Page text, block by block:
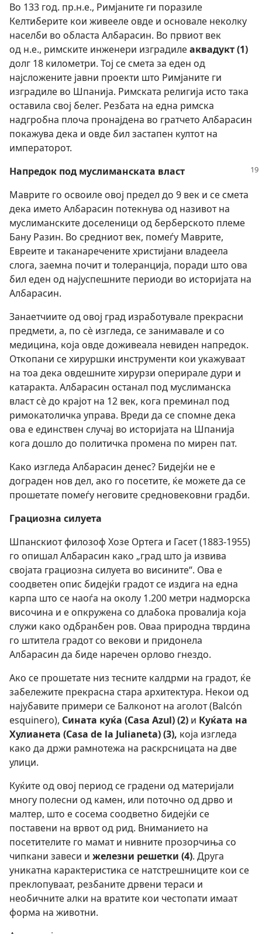
Во 133 год. пр.н.е., Римјаните ги поразиле
Келтиберите кои живееле овде и основале неколку
населби во областа Албарасин. Во првиот век
од н.е., римските инженери изградиле аквадукт (1)
долг 18 километри. Тој се смета за еден од
најсложените јавни проекти што Римјаните ги
изградиле во Шпанија. Римската религија исто така
оставила свој белег. Резбата на една римска
надгробна плоча пронајдена во гратчето Албарасин
покажува дека и овде бил застапен култот на
императорот.
Напредок под муслиманската власт
Маврите го освоиле овој предел до 9 век и се смета
дека името Албарасин потекнува од називот на
муслиманските доселеници од берберското племе
Бану Разин. Во средниот век, помеѓу Маврите,
Евреите и таканаречените христијани владеела
слога, заемна почит и толеранција, поради што ова
бил еден од најуспешните периоди во историјата на
Албарасин.
Занаетчиите од овој град изработувале прекрасни
предмети, а, по сѐ изгледа, се занимавале и со
медицина, која овде доживеала невиден напредок.
Откопани се хируршки инструменти кои укажуваат
на тоа дека овдешните хирурзи оперирале дури и
катаракта. Албарасин останал под муслиманска
власт сѐ до крајот на 12 век, кога преминал под
римокатоличка управа. Вреди да се спомне дека
ова е единствен случај во историјата на Шпанија
кога дошло до политичка промена по мирен пат.
Како изгледа Албарасин денес? Бидејќи не е
дограден нов дел, ако го посетите, ќе можете да се
прошетате помеѓу неговите средновековни градби.
Грациозна силуета
Шпанскиот филозоф Хозе Ортега и Гасет (1883-1955)
го опишал Албарасин како „град што ја извива
својата грациозна силуета во висините“. Ова е
соодветен опис бидејќи градот се издига на една
карпа што се наоѓа на околу 1.200 метри надморска
височина и е опкружена со длабока провалија која
служи како одбранбен ров. Оваа природна тврдина
го штитела градот со векови и придонела
Албарасин да биде наречен орлово гнездо.
Ако се прошетате низ тесните калдрми на градот, ќе
забележите прекрасна стара архитектура. Некои од
најубавите примери се Балконот на аголот (Balcón
esquinero), Сината куќа (Casa Azul) (2) и Куќата на
Хулианета (Casa de la Julianeta) (3), која изгледа
како да држи рамнотежа на раскрсницата на две
улици.
Куќите од овој период се градени од материјали
многу полесни од камен, или поточно од дрво и
малтер, што е сосема соодветно бидејќи се
поставени на врвот од рид. Вниманието на
посетителите го мамат и нивните прозорчиња со
чипкани завеси и железни решетки (4). Друга
уникатна карактеристика се натстрешниците кои се
преклопуваат, резбаните дрвени тераси и
необичните алки на вратите кои честопати имаат
форма на животни.